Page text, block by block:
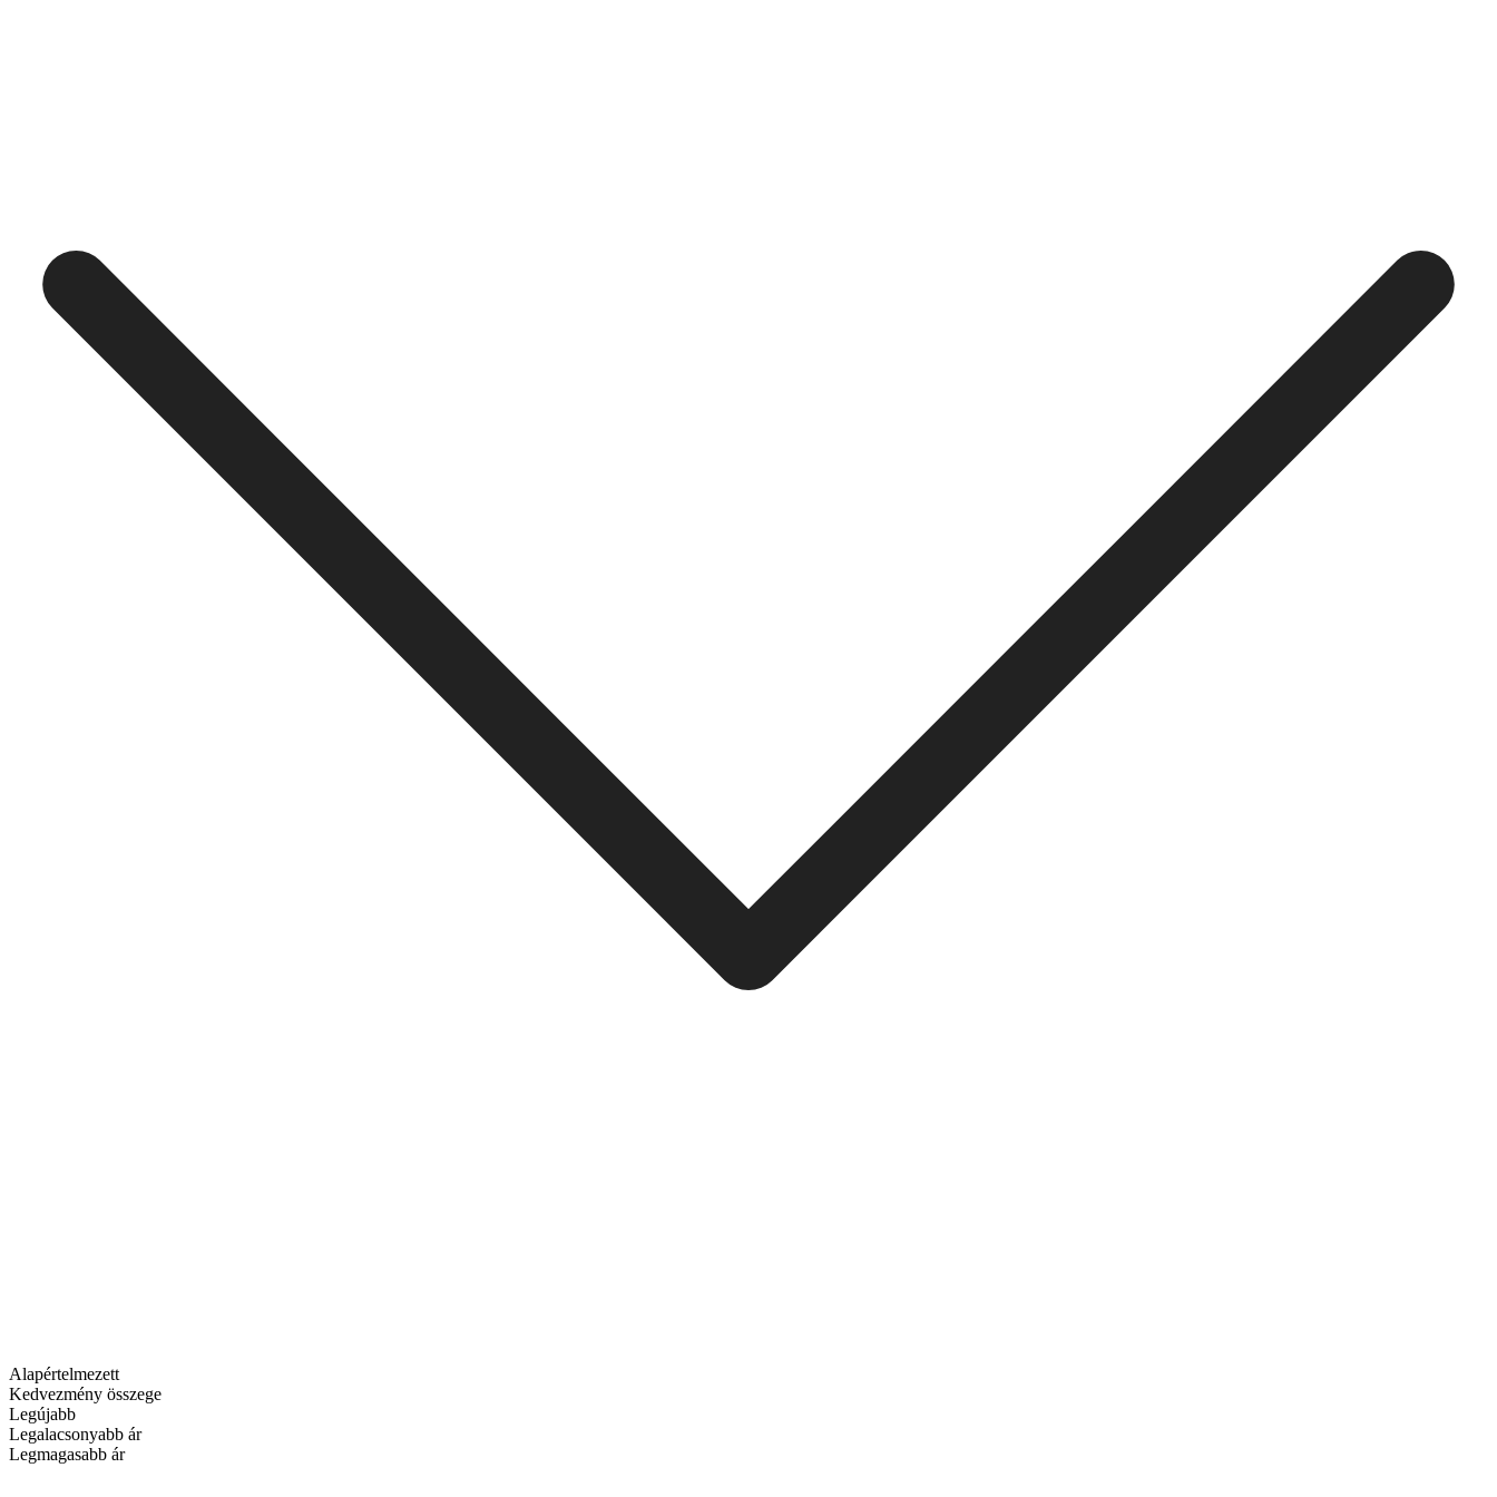
Alapértelmezett
Kedvezmény összege
Legújabb
Legalacsonyabb ár
Legmagasabb ár